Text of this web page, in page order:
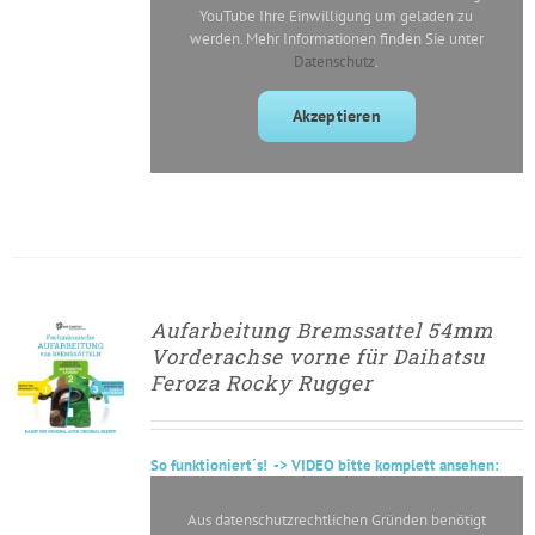
YouTube Ihre Einwilligung um geladen zu
werden. Mehr Informationen finden Sie unter
Datenschutz.
Akzeptieren
► ZUM
AUFARBEITUNGSANTRAG
/
DETAILS
Aufarbeitung Bremssattel 54mm
Vorderachse vorne für Daihatsu
Feroza Rocky Rugger
Sofunktioniert´s! -> VIDEO bitte komplett ansehen:
Aus datenschutzrechtlichen Gründen benötigt